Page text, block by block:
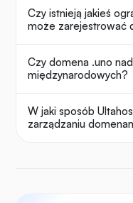
Czy istnieją jakieś
może zarejestrować
Czy domena .uno
międzynarodowych?
W jaki sposób
zarządzaniu